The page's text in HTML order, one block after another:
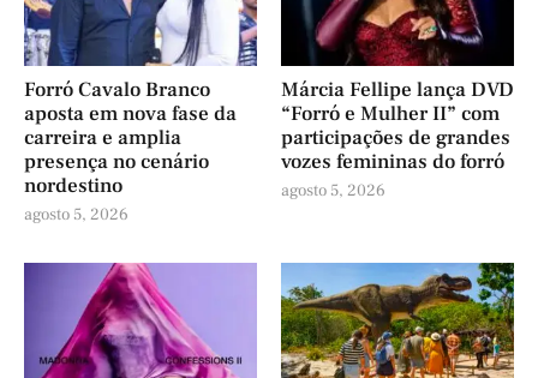
Forró Cavalo Branco
aposta em nova fase da
carreira e amplia
presença no cenário
nordestino
agosto 5, 2026
Márcia Fellipe lança DVD
“Forró e Mulher II” com
participações de grandes
vozes femininas do forró
agosto 5, 2026